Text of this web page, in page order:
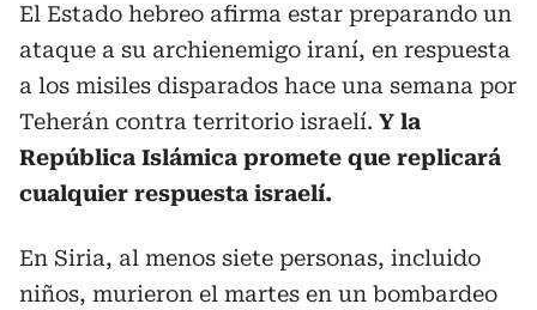
El Estado hebreo afirma estar preparando un
ataque a su archienemigo iraní, en respuesta
a los misiles disparados hace una semana por
Teherán contra territorio israelí. Y la
República Islámica promete que replicará
cualquier respuesta israelí.
En Siria, al menos siete personas, incluido
niños, murieron el martes en un bombardeo